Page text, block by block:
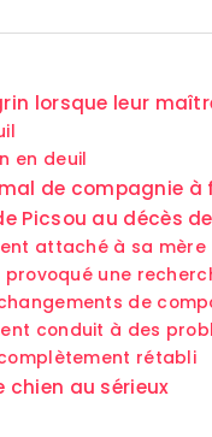
lorsque leur
en deuil
de compagnie à
Picsou au décès
attaché à sa mère
une
de
conduit à des
rétabli
chien au sérieux